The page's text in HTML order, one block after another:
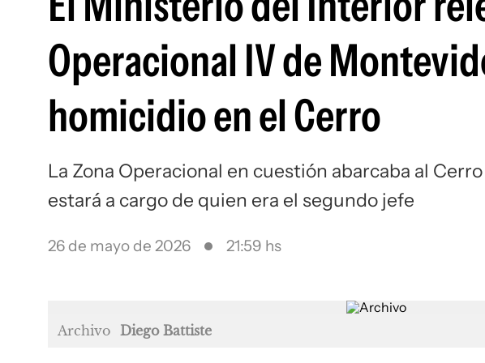
Operacional IV de
homicidio en el Cerro
La Zona Operacional en cuestión abarcaba al
estará a cargo de quien era el segundo jefe
26 de mayo de 2026 21:59 hs
Archivo Diego Battiste